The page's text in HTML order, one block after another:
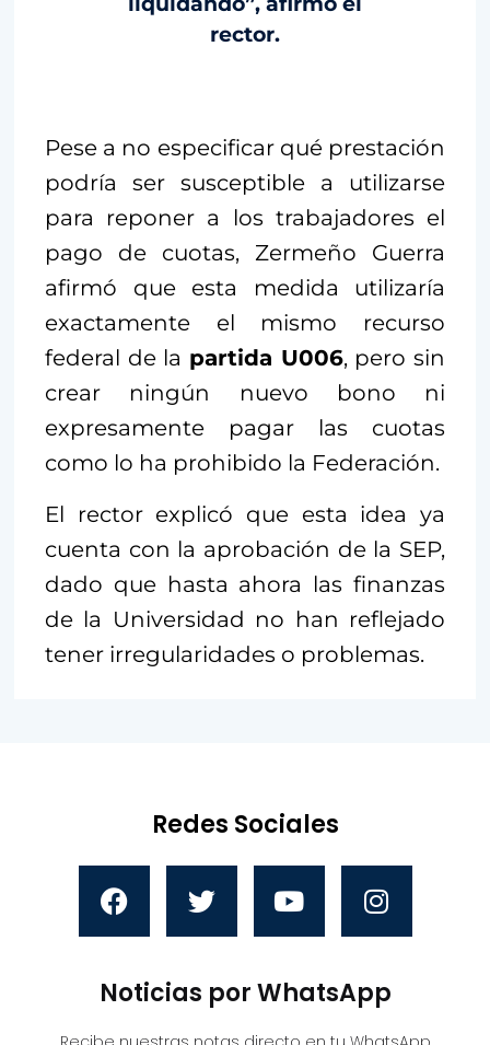
rector.
Pese a no especificar qué prestación
podría ser susceptible a utilizarse
para reponer a los trabajadores el
pago de cuotas, Zermeño Guerra
afirmó que esta medida utilizaría
exactamente el mismo recurso
federal de la partida U006, pero sin
crear ningún nuevo bono ni
expresamente pagar las cuotas
como lo ha prohibido la Federación.
El rector explicó que esta idea ya
cuenta con la aprobación de la SEP,
dado que hasta ahora las finanzas
de la Universidad no han reflejado
tener irregularidades o problemas.
Redes Sociales
Noticias por WhatsApp